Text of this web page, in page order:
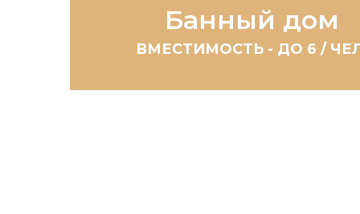
Банный дом
ВМЕСТИМОСТЬ - ДО 6 /